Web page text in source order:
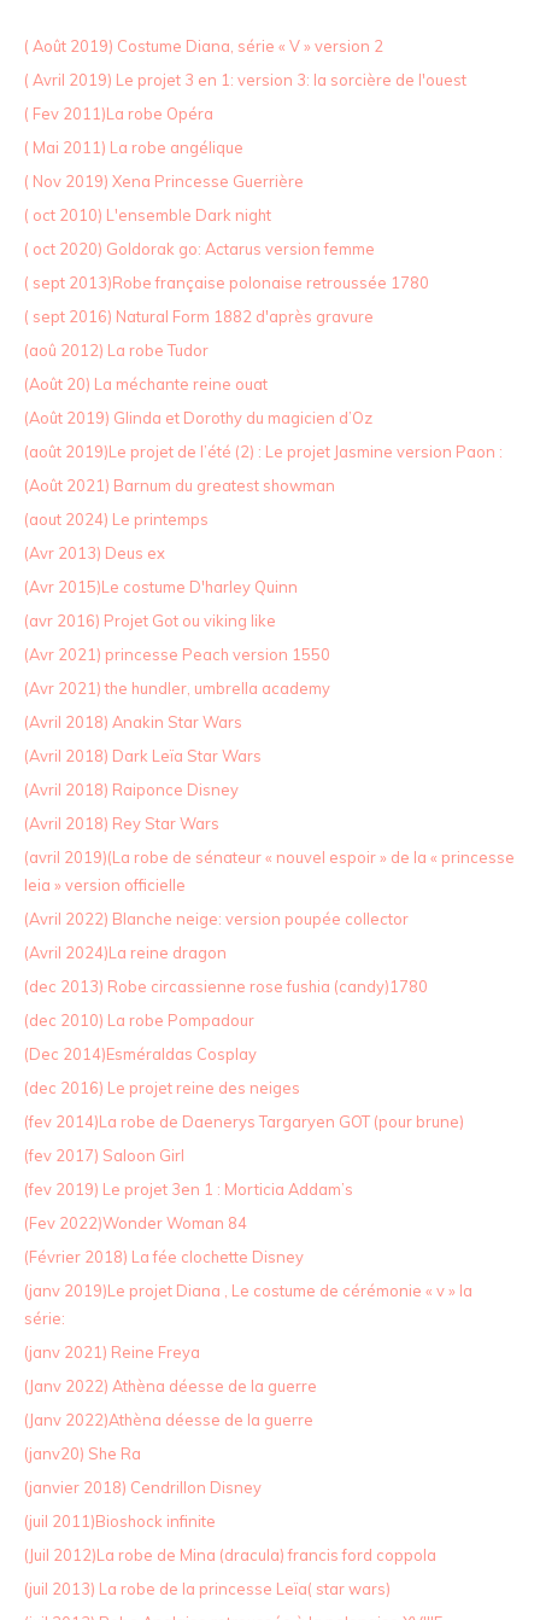
( Août 2019) Costume Diana, série « V » version 2
( Avril 2019) Le projet 3 en 1: version 3: la sorcière de l'ouest
( Fev 2011)La robe Opéra
( Mai 2011) La robe angélique
( Nov 2019) Xena Princesse Guerrière
( oct 2010) L'ensemble Dark night
( oct 2020) Goldorak go: Actarus version femme
( sept 2013)Robe française polonaise retroussée 1780
( sept 2016) Natural Form 1882 d'après gravure
(aoû 2012) La robe Tudor
(Août 20) La méchante reine ouat
(Août 2019) Glinda et Dorothy du magicien d’Oz
(août 2019)Le projet de l’été (2) : Le projet Jasmine version Paon :
(Août 2021) Barnum du greatest showman
(aout 2024) Le printemps
(Avr 2013) Deus ex
(Avr 2015)Le costume D'harley Quinn
(avr 2016) Projet Got ou viking like
(Avr 2021) princesse Peach version 1550
(Avr 2021) the hundler, umbrella academy
(Avril 2018) Anakin Star Wars
(Avril 2018) Dark Leïa Star Wars
(Avril 2018) Raiponce Disney
(Avril 2018) Rey Star Wars
(avril 2019)(La robe de sénateur « nouvel espoir » de la « princesse
leia » version officielle
(Avril 2022) Blanche neige: version poupée collector
(Avril 2024)La reine dragon
(dec 2013) Robe circassienne rose fushia (candy)1780
(dec 2010) La robe Pompadour
(Dec 2014)Esméraldas Cosplay
(dec 2016) Le projet reine des neiges
(fev 2014)La robe de Daenerys Targaryen GOT (pour brune)
(fev 2017) Saloon Girl
(fev 2019) Le projet 3en 1 : Morticia Addam’s
(Fev 2022)Wonder Woman 84
(Février 2018) La fée clochette Disney
(janv 2019)Le projet Diana , Le costume de cérémonie « v » la
série:
(janv 2021) Reine Freya
(Janv 2022) Athèna déesse de la guerre
(Janv 2022)Athèna déesse de la guerre
(janv20) She Ra
(janvier 2018) Cendrillon Disney
(juil 2011)Bioshock infinite
(Juil 2012)La robe de Mina (dracula) francis ford coppola
(juil 2013) La robe de la princesse Leïa( star wars)